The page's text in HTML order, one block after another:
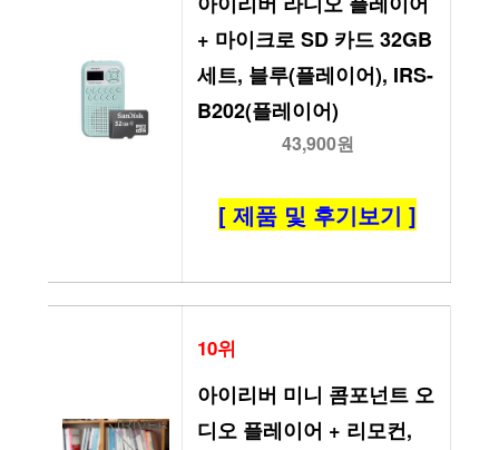
+ 마이크로 SD 카드 32GB
세트, 블루(플레이어), IRS-
B202(플레이어)
43,900원
[ 제품 및 후기보기 ]
10위
아이리버 미니 콤포넌트 오
디오 플레이어 + 리모컨,